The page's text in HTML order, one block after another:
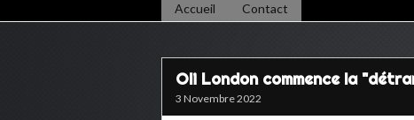
Accueil Contact
Oli London commence la
3 Novembre 2022